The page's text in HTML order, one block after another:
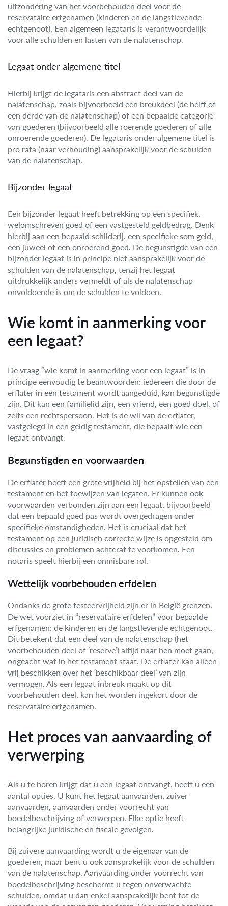
uitzondering van het voorbehouden deel voor de
reservataire erfgenamen (kinderen en de langstlevende
echtgenoot). Een algemeen legataris is verantwoordelijk
voor alle schulden en lasten van de nalatenschap.
Legaat onder algemene titel
Hierbij krijgt de legataris een abstract deel van de
nalatenschap, zoals bijvoorbeeld een breukdeel (de helft of
een derde van de nalatenschap) of een bepaalde categorie
van goederen (bijvoorbeeld alle roerende goederen of alle
onroerende goederen). De legataris onder algemene titel is
pro rata (naar verhouding) aansprakelijk voor de schulden
van de nalatenschap.
Bijzonder legaat
Een bijzonder legaat heeft betrekking op een specifiek,
welomschreven goed of een vastgesteld geldbedrag. Denk
hierbij aan een bepaald schilderij, een specifieke som geld,
een juweel of een onroerend goed. De begunstigde van een
bijzonder legaat is in principe niet aansprakelijk voor de
schulden van de nalatenschap, tenzij het legaat
uitdrukkelijk anders vermeldt of als de nalatenschap
onvoldoende is om de schulden te voldoen.
Wie komt in aanmerking voor
een legaat?
De vraag “wie komt in aanmerking voor een legaat” is in
principe eenvoudig te beantwoorden: iedereen die door de
erflater in een testament wordt aangeduid, kan begunstigde
zijn. Dit kan een familielid zijn, een vriend, een goed doel, of
zelfs een rechtspersoon. Het is de wil van de erflater,
vastgelegd in een geldig testament, die bepaalt wie een
legaat ontvangt.
Begunstigden en voorwaarden
De erflater heeft een grote vrijheid bij het opstellen van een
testament en het toewijzen van legaten. Er kunnen ook
voorwaarden verbonden zijn aan een legaat, bijvoorbeeld
dat een bepaald goed pas wordt overgedragen onder
specifieke omstandigheden. Het is cruciaal dat het
testament op een juridisch correcte wijze is opgesteld om
discussies en problemen achteraf te voorkomen. Een
notaris speelt hierbij een onmisbare rol.
Wettelijk voorbehouden erfdelen
Ondanks de grote testeervrijheid zijn er in België grenzen.
De wet voorziet in “reservataire erfdelen” voor bepaalde
erfgenamen: de kinderen en de langstlevende echtgenoot.
Dit betekent dat een deel van de nalatenschap (het
voorbehouden deel of ‘reserve’) altijd naar hen moet gaan,
ongeacht wat in het testament staat. De erflater kan alleen
vrij beschikken over het ‘beschikbaar deel’ van zijn
vermogen. Als een legaat inbreuk maakt op dit
voorbehouden deel, kan het worden ingekort door de
reservataire erfgenamen.
Het proces van aanvaarding of
verwerping
Als u te horen krijgt dat u een legaat ontvangt, heeft u een
aantal opties. U kunt het legaat aanvaarden, zuiver
aanvaarden, aanvaarden onder voorrecht van
boedelbeschrijving of verwerpen. Elke optie heeft
belangrijke juridische en fiscale gevolgen.
Bij zuivere aanvaarding wordt u de eigenaar van de
goederen, maar bent u ook aansprakelijk voor de schulden
van de nalatenschap. Aanvaarding onder voorrecht van
boedelbeschrijving beschermt u tegen onverwachte
schulden, omdat u dan enkel aansprakelijk bent tot de